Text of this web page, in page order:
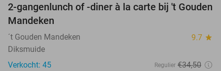
32%
2-gangenlunch of -diner à la carte bij 't Gouden
Mandeken
´t Gouden Mandeken 9.7 star
Diksmuide
Verkocht: 45
Regulier €34,50